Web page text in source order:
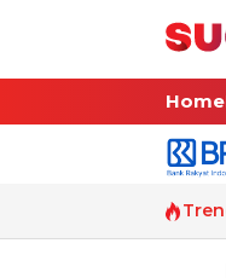
Home